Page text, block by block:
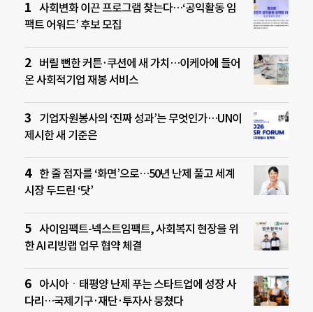
사회변화 이끈 프로그램 찾는다…‘공익활동 임
팩트 어워드’ 후보 모집
버릴 뻔한 커튼·쿠션에 새 가치…이케아에 들어
온 사회적기업 재봉 서비스
기업자원봉사의 ‘진짜 성과’는 무엇인가…UN이
제시한 새 기준은
한 줄 점자를 ‘화면’으로…50년 난제 풀고 세계
시장 두드린 ‘닷’
사이임팩트-넥스트임팩트, 사회복지 현장을 위
한 AI 리빙랩 업무 협약 체결
아시아ㆍ태평양 난제 푸는 스타트업에 성장 사
다리…국제기구·재단·투자사 뭉쳤다